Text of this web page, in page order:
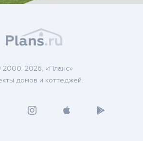
2000-2026, «Планс»
домов и коттеджей.